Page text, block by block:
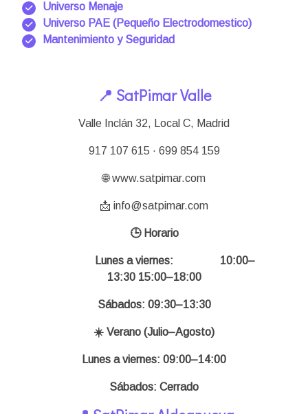
Universo Menaje
Universo PAE (Pequeño Electrodomestico)
Mantenimiento y Seguridad
📍 SatPimar Valle
Valle Inclán 32, Local C, Madrid
917 107 615 · 699 854 159
🌐 www.satpimar.com
📩 info@satpimar.com
🕒 Horario
Lunes a viernes:
10:00–
13:30 15:00–18:00
Sábados: 09:30–13:30
☀️ Verano (Julio–Agosto)
Lunes a viernes: 09:00–14:00
Sábados: Cerrado